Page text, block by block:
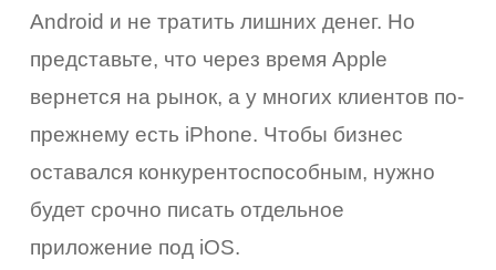
Android и не тратить лишних денег. Но
представьте, что через время Apple
вернется на рынок, а у многих клиентов по-
прежнему есть iPhone. Чтобы бизнес
оставался конкурентоспособным, нужно
будет срочно писать отдельное
приложение под iOS.